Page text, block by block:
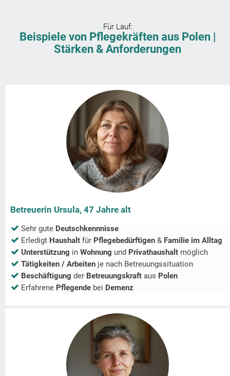
Für Lauf:
Beispiele von Pflegekräften aus Polen |
Stärken & Anforderungen
Betreuerin Ursula, 47 Jahre alt
Sehr gute Deutschkennnisse
Erledigt Haushalt für Pflegebedürftigen & Familie im Alltag
Unterstützung in Wohnung und Privathaushalt möglich
Tätigkeiten / Arbeiten je nach Betreuungssituation
Beschäftigung der Betreuungskraft aus Polen
Erfahrene Pflegende bei Demenz